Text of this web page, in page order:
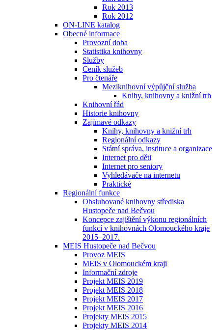
Rok 2013
Rok 2012
ON-LINE katalog
Obecné informace
Provozní doba
Statistika knihovny
Služby
Ceník služeb
Pro čtenáře
Meziknihovní výpůjční služba
Knihy, knihovny a knižní trh
Knihovní řád
Historie knihovny
Zajímavé odkazy
Knihy, knihovny a knižní trh
Regionální odkazy
Státní správa, instituce a organizace
Internet pro děti
Internet pro seniory
Vyhledávače na internetu
Praktické
Regionální funkce
Obsluhované knihovny střediska
Hustopeče nad Bečvou
Koncepce zajištění výkonu regionálních
funkcí v knihovnách Olomouckého kraje
2015–2017.
MEIS Hustopeče nad Bečvou
Provoz MEIS
MEIS v Olomouckém kraji
Informační zdroje
Projekt MEIS 2019
Projekt MEIS 2018
Projekt MEIS 2017
Projekt MEIS 2016
Projekty MEIS 2015
Projekty MEIS 2014